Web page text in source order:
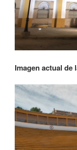
Imagen actual de